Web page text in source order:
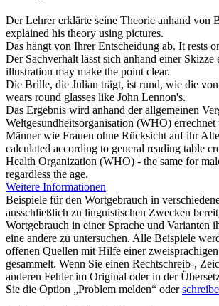
Der Lehrer erklärte seine Theorie anhand von
explained his theory using pictures.
Das hängt von Ihrer Entscheidung ab. It rests
Der Sachverhalt lässt sich anhand einer Skizze
illustration may make the point clear.
Die Brille, die Julian trägt, ist rund, wie die von
wears round glasses like John Lennon's.
Das Ergebnis wird anhand der allgemeinen
Weltgesundheitsorganisation (WHO)
Männer wie Frauen ohne Rücksicht auf ihr
calculated according to general reading table
Health Organization (WHO) - the same for
regardless the age.
Weitere Informationen
Beispiele für den Wortgebrauch in
ausschließlich zu linguistischen Zwecken
Wortgebrauch in einer Sprache und Varianten
eine andere zu untersuchen. Alle Beispiele
offenen Quellen mit Hilfe einer
gesammelt. Wenn Sie einen Rechtschreib-,
anderen Fehler im Original oder in der
Sie die Option „Problem melden“ oder